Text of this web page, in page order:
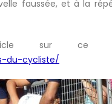
faussée, et à la
sur
du-cycliste/